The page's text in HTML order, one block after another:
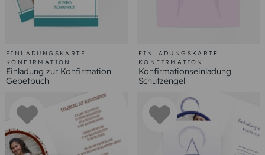
EINLADUNGSKARTE
KONFIRMATION
Einladung zur Konfirmation
Gebetbuch
EINLADUNGSKARTE
KONFIRMATION
Konfirmationseinladung
Schutzengel